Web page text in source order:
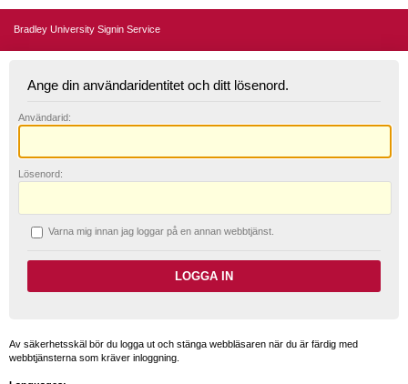
Bradley University Signin Service
Ange din användaridentitet och ditt lösenord.
Användarid:
L ösenord:
Varna mig innan jag loggar på en annan webbtjänst.
Av säkerhetsskäl bör du logga ut och stänga webbläsaren när du är färdig med
webbtjänsterna som kräver inloggning.